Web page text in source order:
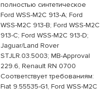
полностью синтетическое
Ford WSS-M2C 913-A; Ford
WSS-M2C 913-B; Ford WSS-M2C
913-C; Ford WSS-M2C 913-D;
Jaguar/Land Rover
STJLR.03.5003; MB-Approval
229.6, Renault RN 0700
Соответствует требованиям:
Fiat 9.55535-G1, Ford WSS-M2C